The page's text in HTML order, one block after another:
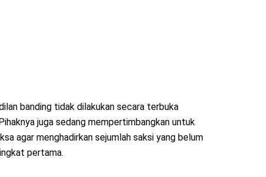
banding tidak dilakukan secara terbuka
juga sedang mempertimbangkan untuk
agar menghadirkan sejumlah saksi yang belum
pertama.